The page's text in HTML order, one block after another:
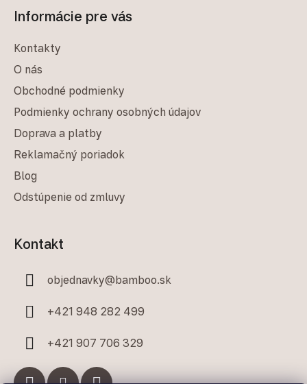
Informácie pre vás
Kontakty
O nás
Obchodné podmienky
Podmienky ochrany osobných údajov
Doprava a platby
Reklamačný poriadok
Blog
Odstúpenie od zmluvy
Kontakt
objednavky@bamboo.sk
+421 948 282 499
+421 907 706 329